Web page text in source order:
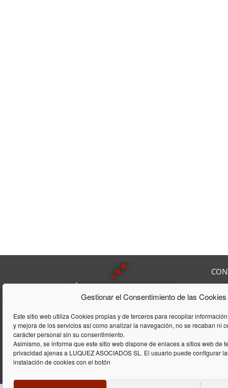
Gestionar el Consentimiento de las Cookies
Este sitio web utiliza Cookies propias y de terceros para recopilar
y mejora de los servicios así como analizar la navegación, no se recaban ni
carácter personal sin su consentimiento.
Asimismo, se informa que este sitio web dispone de enlaces a sitios web de
privacidad ajenas a LUQUEZ ASOCIADOS SL. El usuario puede configurar
instalación de cookies con el botón
Lúquez & ASSOCIATS, SL es una
Consultoría Laboral, que acumula
una trayectória de 20 años en el
ámbito laboral y de gestión de
empresas
Fax:
E-